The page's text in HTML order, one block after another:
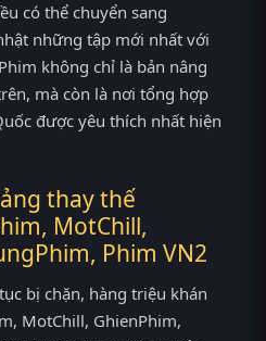
có thể chuyển sang
những tập mới nhất với
không chỉ là bản nâng
mà còn là nơi tổng hợp
được yêu thích nhất hiện
thay thế
MotChill,
Phim VN2
bị chặn, hàng triệu khán
MotChill, GhienPhim,